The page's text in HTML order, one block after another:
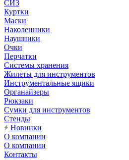
СИЗ
Куртки
Маски
Наколенники
Наушники
Очки
Перчатки
Системы хранения
Жилеты для инструментов
Инструментальные ящики
Органайзеры
Рюкзаки
Сумки для инструментов
Стенды
Новинки
О компании
О компании
Контакты